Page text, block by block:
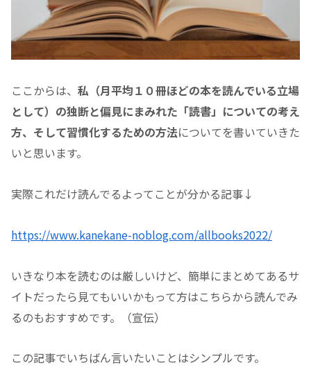
ここからは、 私（月平均１０冊ほどの本を読んでいる立場
として）の独断と偏見にまみれた「読書」についての考え
方、そして習慣化するための方法についてを書いていきた
いと思います。
実際これだけ読んでるよってことが分かる記事↓
https://www.kanekane-noblog.com/allbooks2022/
いきなり本を読むのは厳しいけど、簡単にまとめてあるサ
イトだったら見てもいいかもって方はこちらから読んでみ
るのもおすすめです。（宣伝）
この記事でいちばん言いたいことはシンプルです。